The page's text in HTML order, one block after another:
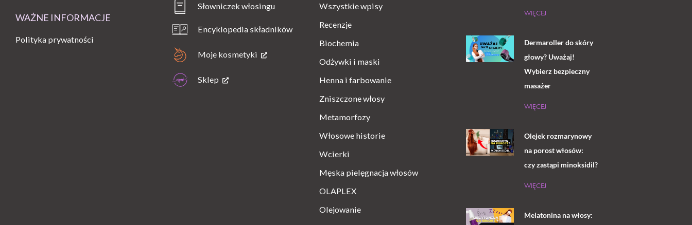
WAŻNE INFORMACJE
Polityka prywatności
Słowniczek włosingu
Encyklopedia składników
Moje kosmetyki
Sklep
Wszystkie wpisy
Recenzje
Biochemia
Odżywki i maski
Henna i farbowanie
Zniszczone włosy
Metamorfozy
Włosowe historie
Wcierki
Męska pielęgnacja włosów
OLAPLEX
Olejowanie
WIĘCEJ
Dermaroller do skóry
głowy? Uważaj!
Wybierz bezpieczny
masażer
WIĘCEJ
Olejek rozmarynowy
na porost włosów:
czy zastąpi minoksidil?
WIĘCEJ
Melatonina na włosy: